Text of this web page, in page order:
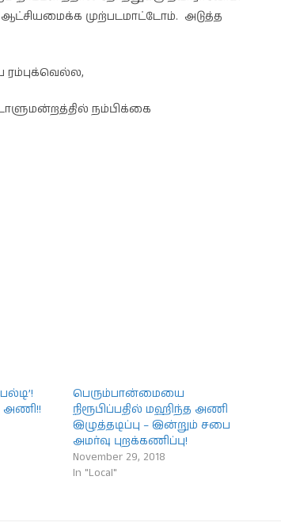
முற்படமாட்டோம். அடுத்த
நம்பிக்கை
அணி!!
பெரும்பான்மையை
நிரூபிப்பதில் மஹிந்த அணி
இழுத்தடிப்பு – இன்றும் சபை
அமர்வு புறக்கணிப்பு!
November 29, 2018
In "Local"